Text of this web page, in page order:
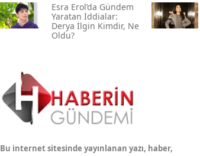
Esra Erol’da Gündem
Yaratan İddialar:
Derya İlgin Kimdir, Ne
Oldu?
Bu internet sitesinde yayınlanan yazı, haber,